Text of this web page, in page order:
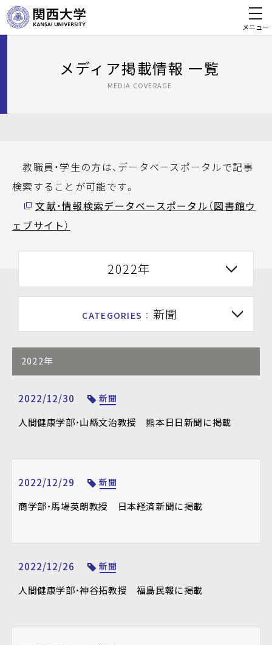
メニュー
メディア掲載情報 一覧
MEDIA COVERAGE
教職員・学生の方は、データベースポータルで記事
検索することが可能です。
文献・情報検索データベースポータル（図書館ウ
ェブサイト）
2022年
CATEGORIES ： 新聞
2022年
2022/12/30 新聞
人間健康学部・山縣文治教授 熊本日日新聞に掲載
2022/12/29 新聞
商学部・馬場英朗教授 日本経済新聞に掲載
2022/12/26 新聞
人間健康学部・神谷拓教授 福島民報に掲載